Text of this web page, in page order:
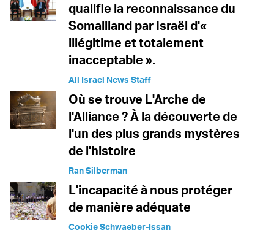
qualifie la reconnaissance du
Somaliland par Israël d'«
illégitime et totalement
inacceptable ».
All Israel News Staff
Où se trouve L'Arche de
l'Alliance ? À la découverte de
l'un des plus grands mystères
de l'histoire
Ran Silberman
L'incapacité à nous protéger
de manière adéquate
Cookie Schwaeber-Issan